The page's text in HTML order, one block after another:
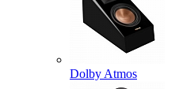
Dolby Atmos